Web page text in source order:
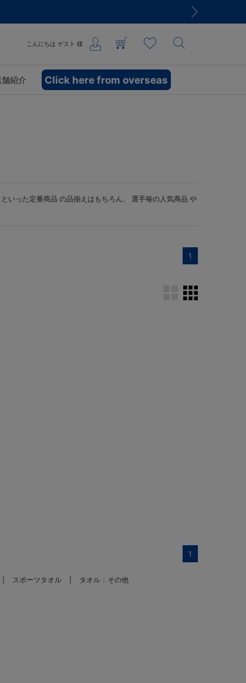
こんにちは ゲスト 様
舗紹介 Click here from overseas
といった定番商品 の品揃えはもちろん、 選手毎の人気商品 や
1
1
スポーツタオル タオル：その他